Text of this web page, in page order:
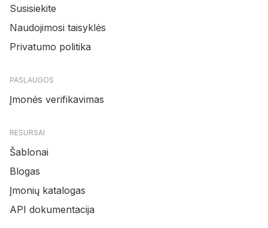
Susisiekite
Naudojimosi taisyklės
Privatumo politika
PASLAUGOS
Įmonės verifikavimas
RESURSAI
Šablonai
Blogas
Įmonių katalogas
API dokumentacija